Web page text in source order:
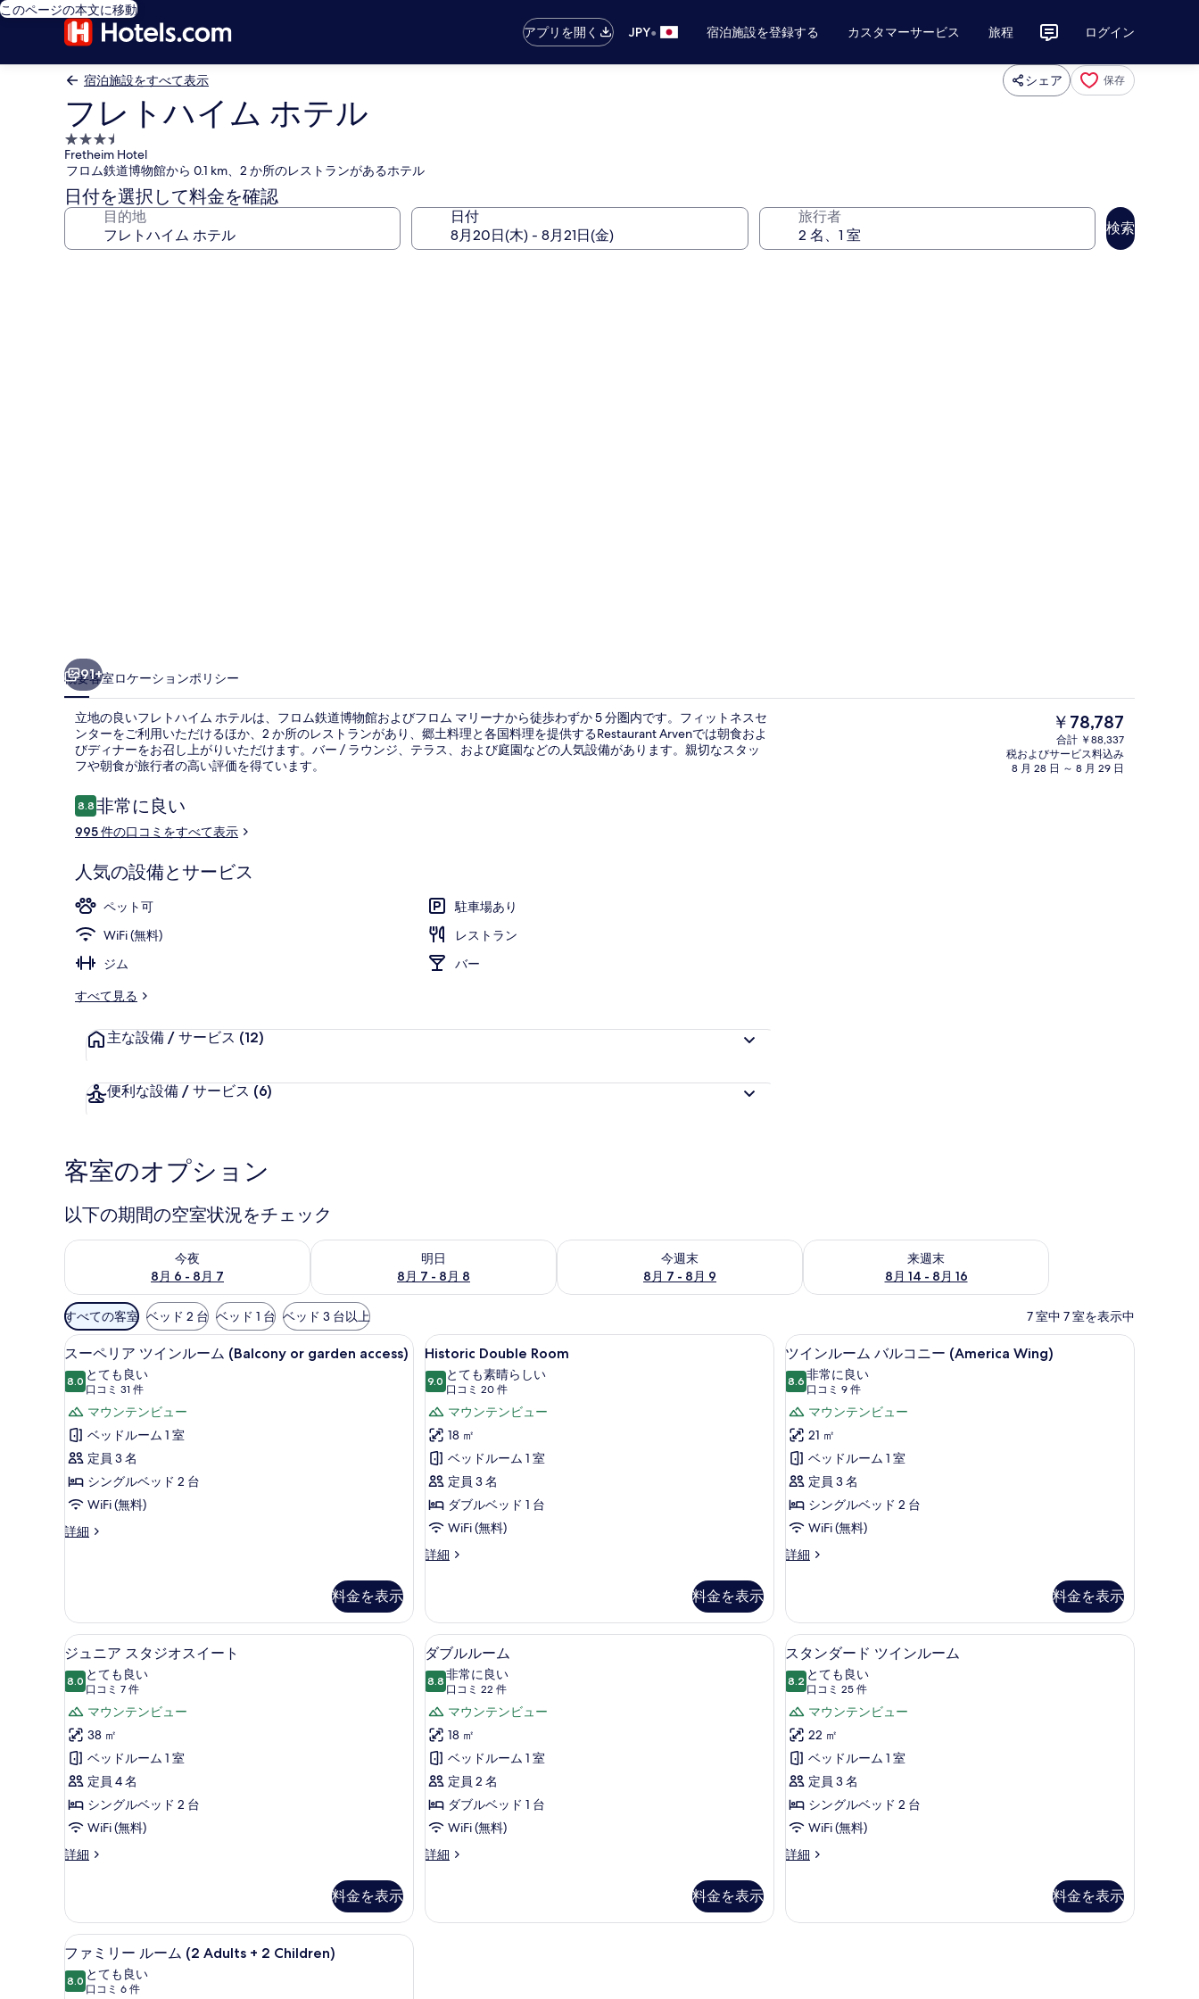
このページの本文に移動
アプリを開く
JPY• 宿泊施設を登録する カスタマーサービス 旅程 ログイン
宿泊施設をすべて表示 シェア 保存
フレトハイム ホテル
3.5
つ
星
宿
泊
Fretheim Hotel
フロム鉄道博物館から 0.1 km、2 か所のレストランがあるホテル
日付を選択して料金を確認
目的地 日付 旅行者
検索
ラ
リ
ー
ビュッフェ
91+
概要客室ロケーションポリシー
立地の良いフレトハイム ホテルは、フロム鉄道博物館およびフロム マリーナから徒歩わずか 5 分圏内です。フィットネスセ
ンターをご利用いただけるほか、2 か所のレストランがあり、郷土料理と各国料理を提供するRestaurant Arvenでは朝食およ
びディナーをお召し上がりいただけます。バー / ラウンジ、テラス、および庭園などの人気設備があります。親切なスタッ
フや朝食が旅行者の高い評価を得ています。
口
コ
ミ
8.810段階中8.8
非常に良い
995 件の口コミをすべて表示
人気の設備とサービス
ペット可
駐車場あり
WiFi (無料)
レストラン
ジム
バー
すべて見る
主な設備 / サービス (12)
便利な設備 / サービス (6)
現
在
の
料
￥78,787
合計 ￥88,337
税およびサービス料込み
8 月 28 日 ～ 8 月 29 日
客室のオプション
以下の期間の空室状況をチェック
今夜
8月 6 - 8月 7
今夜 8月 6 - 8月 7 の空室状況をチェック
明日
8月 7 - 8月 8
明日 8月 7 - 8月 8 の空室状況をチェック
今週末
8月 7 - 8月 9
今週末 8月 7 - 8月 9 の空室状況をチェック
来週末
8月 14 - 8月 16
来週末 8月 14 - 8月 16 の空室状況をチェック
利
用
可
能
な
客
室
の
絞
り
込
み
すべての客室 ベッド 2 台 ベッド 1 台 ベッド 3 台以上 7 室中 7 室を表示中
ス
ー
ペ
リ
ア
ツ
イ
ン
ル
or
garden
access)
の
す
べ
て
の
写
真
を
表
す
る
高級寝具、ピロートップベッド、WiFi (無料)、ベッドシーツ
10
スーペリア ツインルーム (Balcony or garden access)
8.010 点中 8.0
とても良い
口コミ 31 件
(口
コ
ミ
31
件)
マウンテンビュー
ベッドルーム 1 室
定員 3 名
シングルベッド 2 台
WiFi (無料)
詳細
ス
ツ
イ
ン
ル
ー
ム
(Balcony
garden
access)
の
詳
細
料金を表示
Historic
Double
Room
の
す
べ
て
の
写
真
示
す
る
Historic Double Room | 高級寝具、ピロートップベッド、WiFi (無料)、ベッドシーツ
8
Historic Double Room
9.010 点中 9.0
とても素晴らしい
口コミ 20 件
(口
コ
ミ
20
件)
マウンテンビュー
18 ㎡
ベッドルーム 1 室
定員 3 名
ダブルベッド 1 台
WiFi (無料)
詳細
Historic
詳
細
料金を表示
ツ
イ
ン
ル
ー
ム
バ
ル
コ
ニ
Wing)
の
す
べ
て
の
写
真
を
表
示
ツインルーム バルコニー (America Wing) |
7
ツインルーム バルコニー (America Wing)
8.610 点中 8.6
非常に良い
口コミ 9 件
(口
コ
ミ
件)
マウンテンビュー
21 ㎡
ベッドルーム 1 室
定員 3 名
シングルベッド 2 台
WiFi (無料)
詳細
ツ
ー
ム
バ
コ
ー
(America
Wing)
の
詳
料金を表示
ジ
ュ
ニ
ア
ス
タ
ジ
オ
ス
イ
の
す
べ
て
ジュニア スタジオスイート | 高級寝具、ピロートップベッド、WiFi (無料)、ベッドシーツ
8
ジュニア スタジオスイート
8.010 点中 8.0
とても良い
口コミ 7 件
(口
コ
ミ
件)
マウンテンビュー
38 ㎡
ベッドルーム 1 室
定員 4 名
シングルベッド 2 台
WiFi (無料)
詳細
ジ
ス
タ
ジ
ス
料金を表示
ダ
ブ
ル
ル
ー
ム
の
す
べ
て
真
ダブルルーム | 高級寝具、ピロートップベッド、WiFi (無料)、ベッドシーツ
6
ダブルルーム
8.810 点中 8.8
非常に良い
口コミ 22 件
(口
コ
ミ
22
件)
マウンテンビュー
18 ㎡
ベッドルーム 1 室
定員 2 名
ダブルベッド 1 台
WiFi (無料)
詳細
ダ
ー
料金を表示
ス
タ
ン
ダ
ー
ド
ツ
イ
ン
ル
の
高級寝具、ピロートップベッド、WiFi (無料)
8
スタンダード ツインルーム
8.210 点中 8.2
とても良い
口コミ 25 件
(口
コ
ミ
25
件)
マウンテンビュー
22 ㎡
ベッドルーム 1 室
定員 3 名
シングルベッド 2 台
WiFi (無料)
詳細
ス
ー
料金を表示
フ
ァ
ミ
ファミリー ルーム (2 Adults + 2 Children) | 高級寝具、ピロートップベッド、WiFi (無料)、ベッドシーツ
6
ファミリー ルーム (2 Adults + 2 Children)
8.010 点中 8.0
とても良い
口コミ 6 件
(口